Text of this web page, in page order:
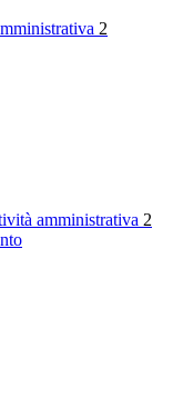
2
amministrativa 2